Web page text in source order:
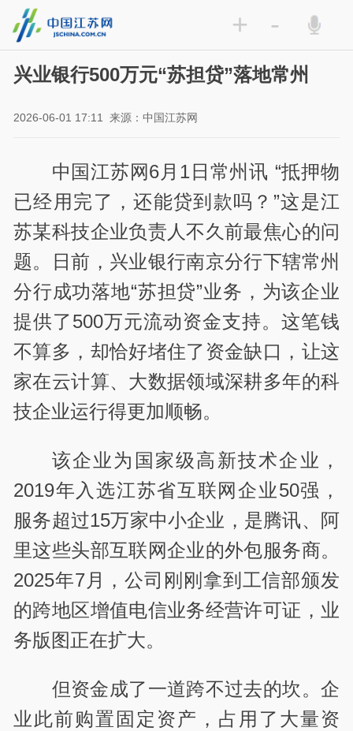
+ -
兴业银行500万元“苏担贷”落地常州
2026-06-01 17:11 来源：中国江苏网
中国江苏网6月1日常州讯 “抵押物
已经用完了，还能贷到款吗？”这是江
苏某科技企业负责人不久前最焦心的问
题。日前，兴业银行南京分行下辖常州
分行成功落地“苏担贷”业务，为该企业
提供了500万元流动资金支持。这笔钱
不算多，却恰好堵住了资金缺口，让这
家在云计算、大数据领域深耕多年的科
技企业运行得更加顺畅。
该企业为国家级高新技术企业，
2019年入选江苏省互联网企业50强，
服务超过15万家中小企业，是腾讯、阿
里这些头部互联网企业的外包服务商。
2025年7月，公司刚刚拿到工信部颁发
的跨地区增值电信业务经营许可证，业
务版图正在扩大。
但资金成了一道跨不过去的坎。企
业此前购置固定资产，占用了大量资